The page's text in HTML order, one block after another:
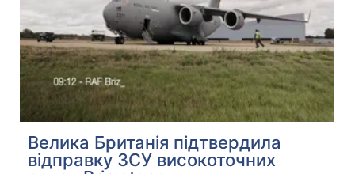
Велика Британія підтвердила
відправку ЗСУ високоточних